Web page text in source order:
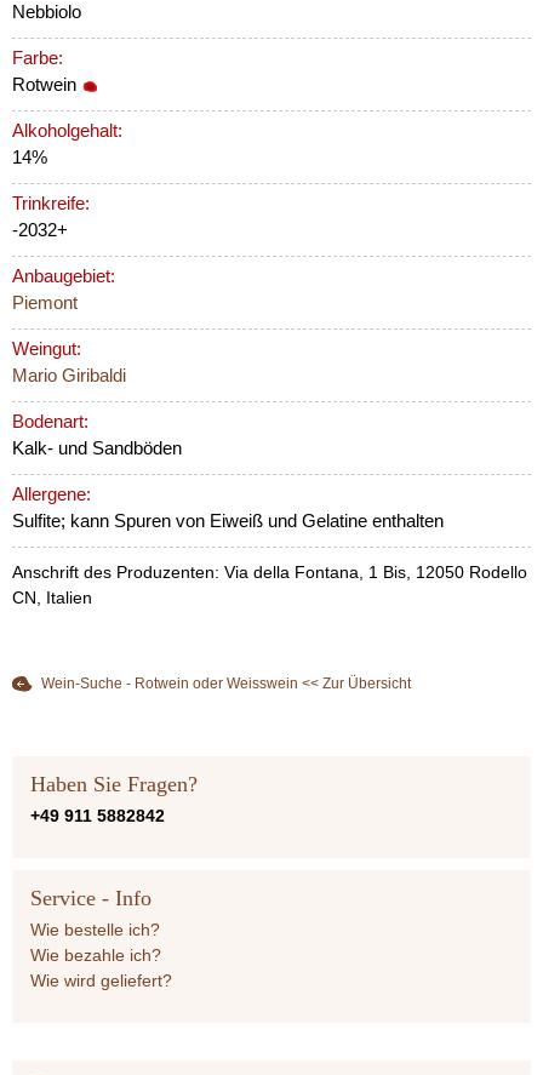
Nebbiolo
Farbe:
Rotwein
Alkoholgehalt:
14%
Trinkreife:
-2032+
Anbaugebiet:
Piemont
Weingut:
Mario Giribaldi
Bodenart:
Kalk- und Sandböden
Allergene:
Sulfite; kann Spuren von Eiweiß und Gelatine enthalten
Anschrift des Produzenten: Via della Fontana, 1 Bis, 12050 Rodello
CN, Italien
Wein-Suche - Rotwein oder Weisswein << Zur Übersicht
Haben Sie Fragen?
+49 911 5882842
Service - Info
Wie bestelle ich?
Wie bezahle ich?
Wie wird geliefert?